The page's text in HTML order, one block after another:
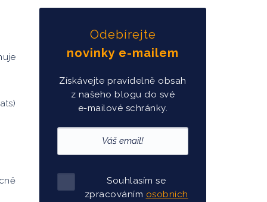
Odebírejte
novinky e-mailem
Získávejte pravidelně obsah
z našeho blogu do své
e-mailové schránky.
Souhlasím se
zpracováním osobních